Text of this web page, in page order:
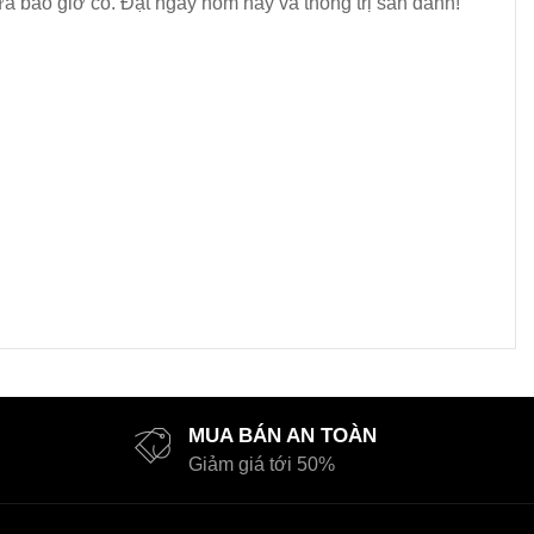
MUA BÁN AN TOÀN
Giảm giá tới 50%